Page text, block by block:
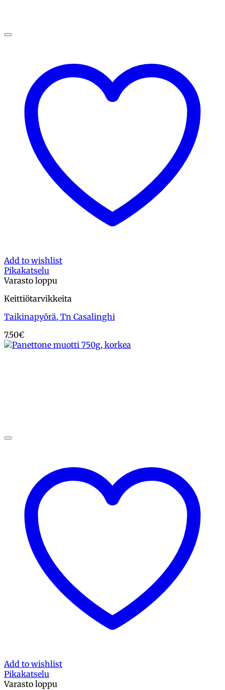
Add to wishlist
Pikakatselu
Varasto loppu
Keittiötarvikkeita
Taikinapyörä, Tn Casalinghi
7.50€
Add to wishlist
Pikakatselu
Varasto loppu